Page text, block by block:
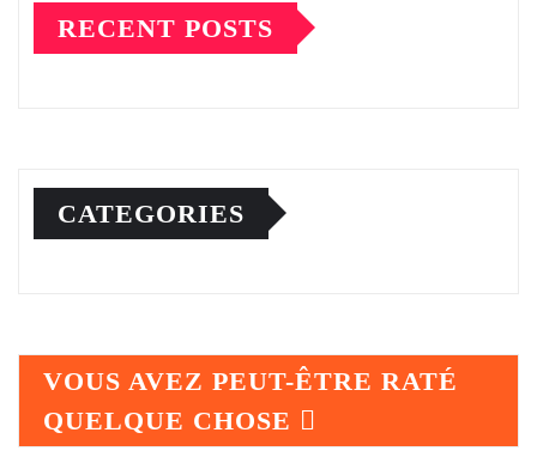
RECENT POSTS
CATEGORIES
VOUS AVEZ PEUT-ÊTRE RATÉ
QUELQUE CHOSE